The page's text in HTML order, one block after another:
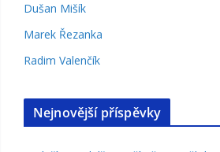
Dušan Mišík
Marek Řezanka
Radim Valenčík
Nejnovější příspěvky